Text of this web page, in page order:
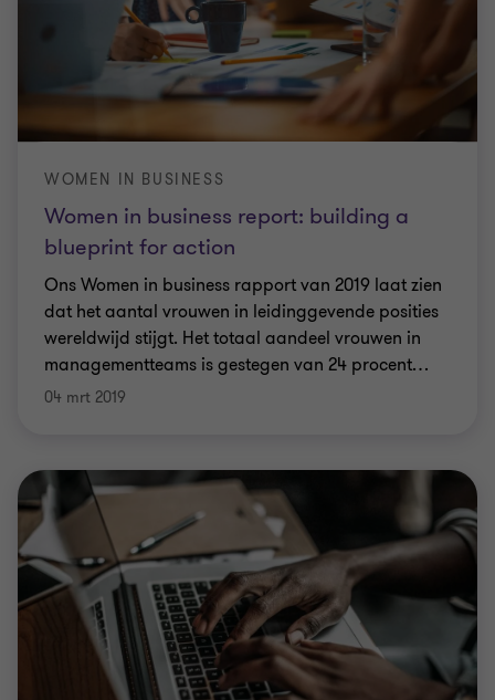
Women in business report: building a
blueprint for action
WOMEN IN BUSINESS
Ons Women in business rapport van 2019 laat zien
dat het aantal vrouwen in leidinggevende posities
wereldwijd stijgt. Het totaal aandeel vrouwen in
managementteams is gestegen van 24 procent…
04 mrt 2019